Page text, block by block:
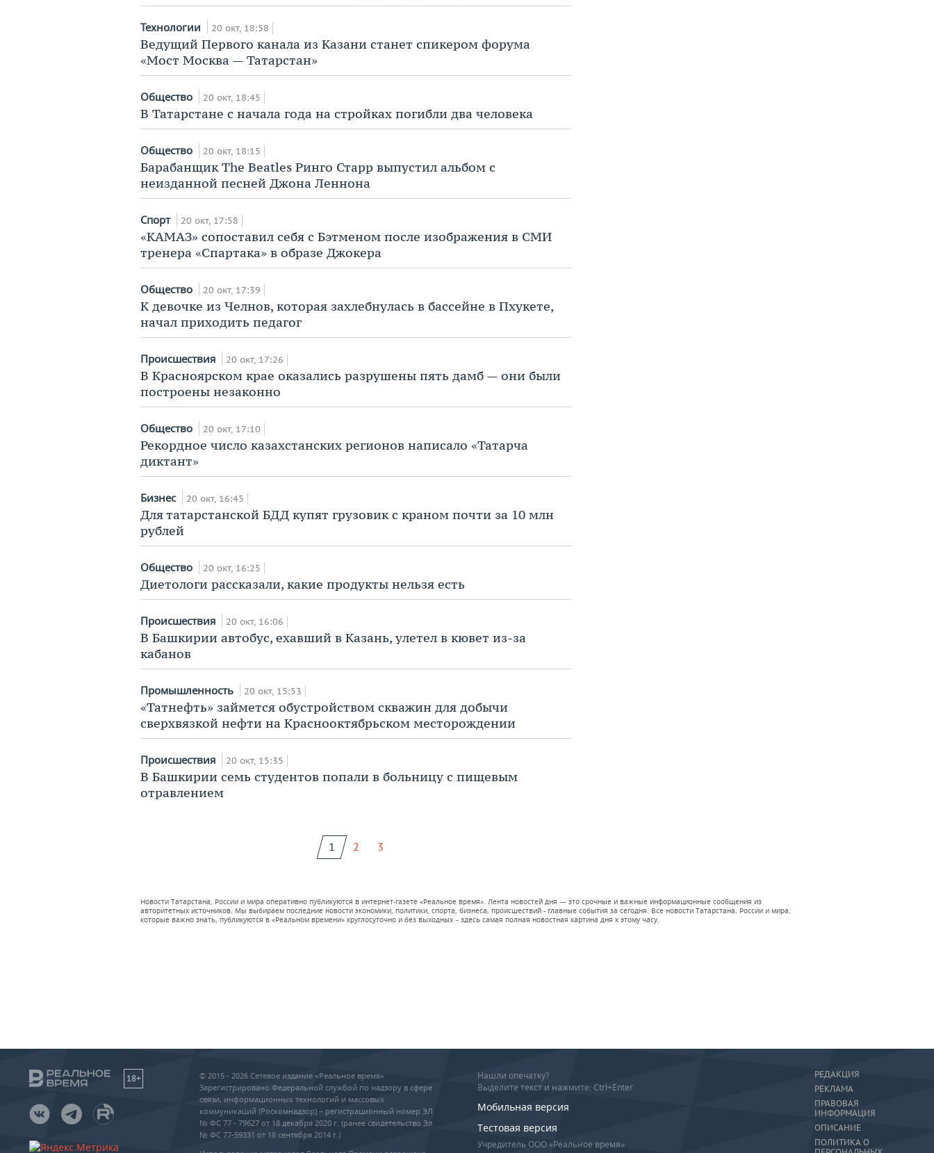
Технологии 20 окт, 18:58
Ведущий Первого канала из Казани станет спикером форума
«Мост Москва — Татарстан»
Общество 20 окт, 18:45
В Татарстане с начала года на стройках погибли два человека
Общество 20 окт, 18:15
Барабанщик The Beatles Ринго Старр выпустил альбом с
неизданной песней Джона Леннона
Спорт 20 окт, 17:58
«КАМАЗ» сопоставил себя с Бэтменом после изображения в СМИ
тренера «Спартака» в образе Джокера
Общество 20 окт, 17:39
К девочке из Челнов, которая захлебнулась в бассейне в Пхукете,
начал приходить педагог
Происшествия 20 окт, 17:26
В Красноярском крае оказались разрушены пять дамб — они были
построены незаконно
Общество 20 окт, 17:10
Рекордное число казахстанских регионов написало «Татарча
диктант»
Бизнес 20 окт, 16:45
Для татарстанской БДД купят грузовик с краном почти за 10 млн
рублей
Общество 20 окт, 16:25
Диетологи рассказали, какие продукты нельзя есть
Происшествия 20 окт, 16:06
В Башкирии автобус, ехавший в Казань, улетел в кювет из-за
кабанов
Промышленность 20 окт, 15:53
«Татнефть» займется обустройством скважин для добычи
сверхвязкой нефти на Краснооктябрьском месторождении
Происшествия 20 окт, 15:35
В Башкирии семь студентов попали в больницу с пищевым
отравлением
1 2 3
Новости Татарстана, России и мира оперативно публикуются в интернет-газете «Реальное время». Лента новостей дня — это срочные и важные информационные сообщения из
авторитетных источников. Мы выбираем последние новости экономики, политики, спорта, бизнеса, происшествий - главные события за сегодня. Все новости Татарстана, России и мира,
которые важно знать, публикуются в «Реальном времени» круглосуточно и без выходных – здесь самая полная новостная картина дня к этому часу.
18+
© 2015 - 2026 Сетевое издание «Реальное время»
Зарегистрировано Федеральной службой по надзору в сфере
связи, информационных технологий и массовых
коммуникаций (Роскомнадзор) – регистрационный номер ЭЛ
№ ФС 77 - 79627 от 18 декабря 2020 г. (ранее свидетельство Эл
№ ФС 77-59331 от 18 сентября 2014 г.)
Нашли опечатку?
Выделите текст и нажмите: Ctrl+Enter
Мобильная версия
Тестовая версия
Учредитель ООО «Реальное время»
РЕДАКЦИЯ
РЕКЛАМА
ПРАВОВАЯ
ИНФОРМАЦИЯ
ОПИСАНИЕ
ПОЛИТИКА О